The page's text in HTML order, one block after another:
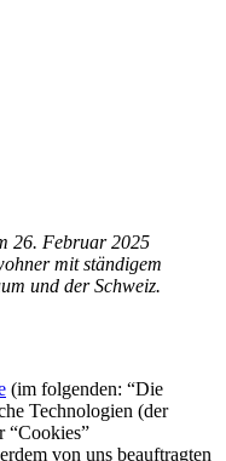
26. Februar 2025
mit ständigem
und der Schweiz.
(im folgenden: “Die
Technologien (der
“Cookies”
von uns beauftragten